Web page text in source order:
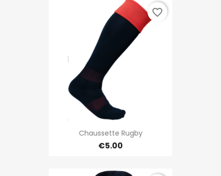
Chaussette Rugby
€5.00
favorite_border